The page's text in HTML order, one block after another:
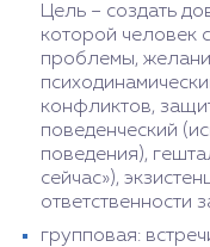
Цель – создать
которой человек
проблемы,
конфликтов,
поведенческий
поведения),
сейчас»),
ответственности
групповая: